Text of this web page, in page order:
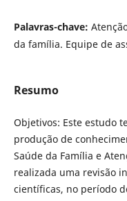
Palavras-chave:
da família. Equipe de
Resumo
Objetivos: Este estudo
produção de
Saúde da Família e
realizada uma revisão
científicas, no período